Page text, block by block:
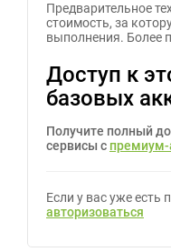
Предварительное
стоимость, за
выполнения. Более
Доступ к
базовых
Получите полный
сервисы с премиум-
Если у вас уже
авторизоваться